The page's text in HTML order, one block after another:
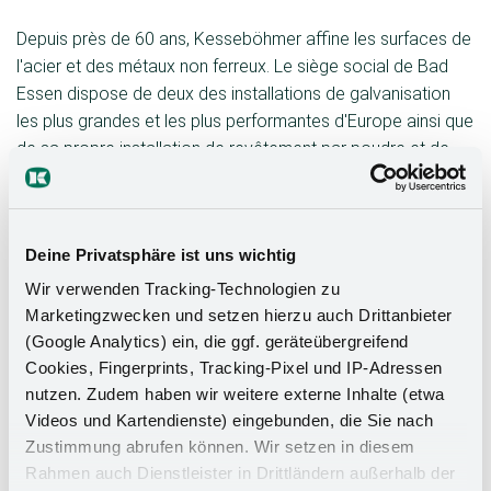
Deine Privatsphäre ist uns wichtig
Wir verwenden Tracking-Technologien zu
Marketingzwecken und setzen hierzu auch Drittanbieter
(Google Analytics) ein, die ggf. geräteübergreifend
Cookies, Fingerprints, Tracking-Pixel und IP-Adressen
nutzen. Zudem haben wir weitere externe Inhalte (etwa
Videos und Kartendienste) eingebunden, die Sie nach
Zustimmung abrufen können. Wir setzen in diesem
Rahmen auch Dienstleister in Drittländern außerhalb der
Depuis près de 60 ans, Kesseböhmer affine les surfaces de
l'acier et des métaux non ferreux. Le siège social de Bad
Essen dispose de deux des installations de galvanisation
les plus grandes et les plus performantes d'Europe ainsi que
de sa propre installation de revêtement par poudre et de
cataphorèse.
Galvanisation
Notre atelier de galvanisation, le plus grand et le plus
performant d'Europe, est spécialisé dans l'acier,
l'acier inoxydable, le laiton, le cuivre et le bronze.
Nous assurons un comportement optimal face à la
corrosion grâce à l'utilisation de nickel microporeux
ou microfissuré.